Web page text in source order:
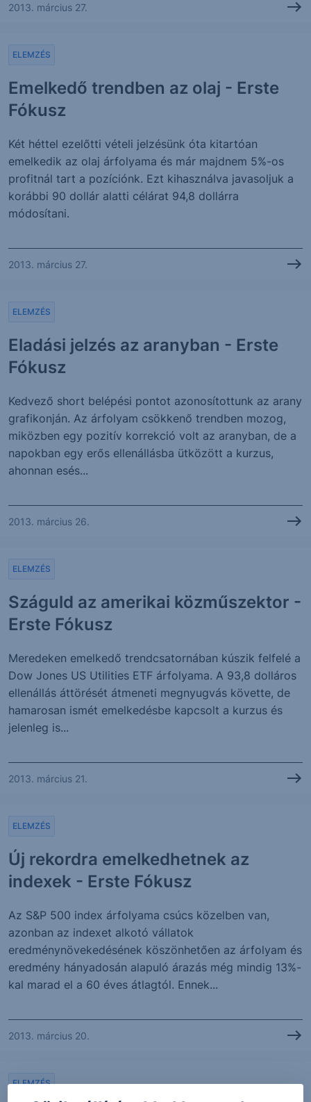
2013. március 27.
Emelkedő trendben az olaj - Erste
Fókusz
ELEMZÉS
Két héttel ezelőtti vételi jelzésünk óta kitartóan
emelkedik az olaj árfolyama és már majdnem 5%-os
profitnál tart a pozíciónk. Ezt kihasználva javasoljuk a
korábbi 90 dollár alatti célárat 94,8 dollárra
módosítani.
2013. március 27.
Eladási jelzés az aranyban - Erste
Fókusz
ELEMZÉS
Kedvező short belépési pontot azonosítottunk az arany
grafikonján. Az árfolyam csökkenő trendben mozog,
miközben egy pozitív korrekció volt az aranyban, de a
napokban egy erős ellenállásba ütközött a kurzus,
ahonnan esés...
2013. március 26.
Száguld az amerikai közműszektor -
Erste Fókusz
ELEMZÉS
Meredeken emelkedő trendcsatornában kúszik felfelé a
Dow Jones US Utilities ETF árfolyama. A 93,8 dolláros
ellenállás áttörését átmeneti megnyugvás követte, de
hamarosan ismét emelkedésbe kapcsolt a kurzus és
jelenleg is...
2013. március 21.
Új rekordra emelkedhetnek az
indexek - Erste Fókusz
ELEMZÉS
Az S&P 500 index árfolyama csúcs közelben van,
azonban az indexet alkotó vállatok
eredménynövekedésének köszönhetően az árfolyam és
eredmény hányadosán alapuló árazás még mindig 13%-
kal marad el a 60 éves átlagtól. Ennek...
2013. március 20.
ELEMZÉS